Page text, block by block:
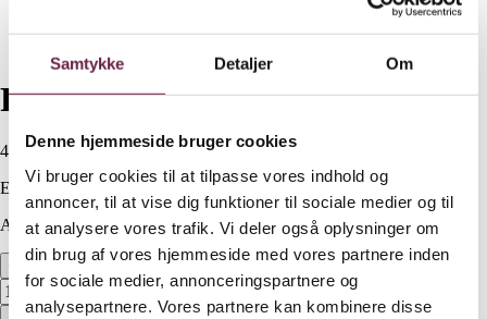
Samtykke Detaljer Om
Denne hjemmeside bruger cookies
Vi bruger cookies til at tilpasse vores indhold og
annoncer, til at vise dig funktioner til sociale medier og til
at analysere vores trafik. Vi deler også oplysninger om
din brug af vores hjemmeside med vores partnere inden
for sociale medier, annonceringspartnere og
analysepartnere. Vores partnere kan kombinere disse
Funktion Endurance grydesæt
400,00DKK
Ekskl. moms
Available on backorder
Funktion Endurance grydesæt antal